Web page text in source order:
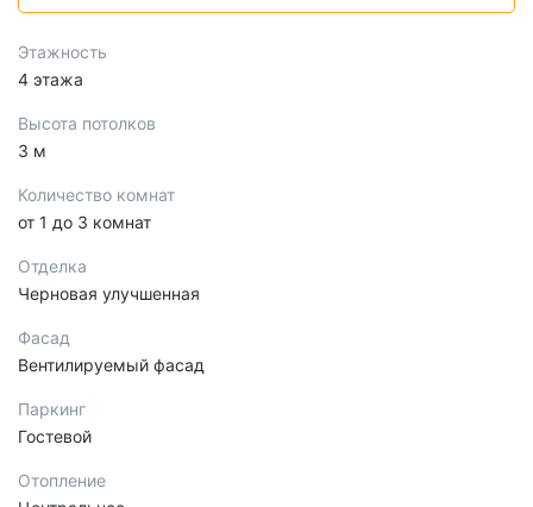
Этажность
4 этажа
Высота потолков
3 м
Количество комнат
от 1 до 3 комнат
Отделка
Черновая улучшенная
Фасад
Вентилируемый фасад
Паркинг
Гостевой
Отопление